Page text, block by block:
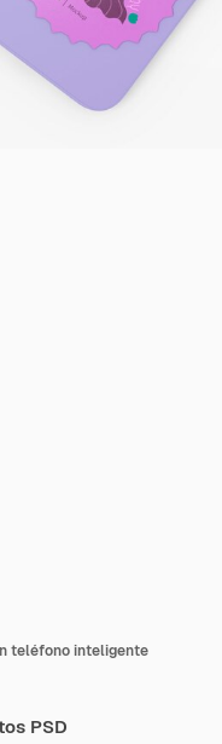
teléfono inteligente
PSD